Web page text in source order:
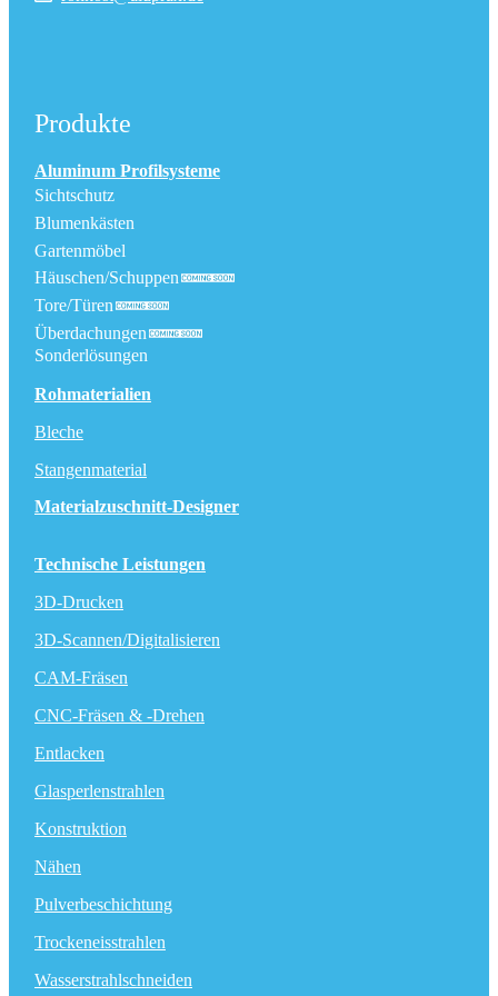
Produkte
Aluminum Profilsysteme
Sichtschutz
Blumenkästen
Gartenmöbel
Häuschen/Schuppen
Tore/Türen
Überdachungen
Sonderlösungen
Rohmaterialien
Bleche
Stangenmaterial
Materialzuschnitt-Designer
Technische Leistungen
3D-Drucken
3D-Scannen/Digitalisieren
CAM-Fräsen
CNC-Fräsen & -Drehen
Entlacken
Glasperlenstrahlen
Konstruktion
Nähen
Pulverbeschichtung
Trockeneisstrahlen
Wasserstrahlschneiden